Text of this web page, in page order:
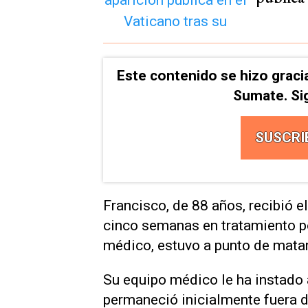
Este contenido se hizo
Sumate.
Francisco, de 88 años, recibió
cinco semanas en tratamiento
médico, estuvo a punto de
Su equipo médico le ha
permaneció inicialmente fuera